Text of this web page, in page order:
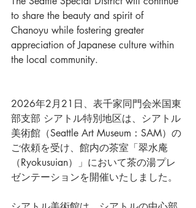
to share the beauty and spirit of
Chanoyu while fostering greater
appreciation of Japanese culture within
the local community.
2026年2月21日、表千家同門会米国東
部支部 シアトル特別地区は、シアトル
美術館（Seattle Art Museum：SAM）の
ご依頼を受け、館内の茶室「翠水庵
（Ryokusuian）」において茶の湯プレ
ゼンテーションを開催いたしました。